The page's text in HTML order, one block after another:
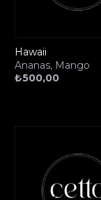
Hawaii
Ananas, Mango
₺500,00